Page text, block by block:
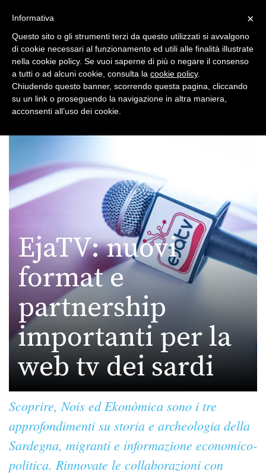
Toggle
Toggle
navigation
EjaTV: nuovi
format e
partnership
importanti per la
web tv dei sardi
Scoprire, Nois ed Ekonòmica sono i tre
approfondimenti su storia e archeologia della
Sardegna, migranti e informazione economico-
politica. Rinnovate le collaborazioni con
×
Informativa
Questo sito o gli strumenti terzi da questo utilizzati si avvalgono
di cookie necessari al funzionamento ed utili alle finalità illustrate
nella cookie policy. Se vuoi saperne di più o negare il consenso
a tutti o ad alcuni cookie, consulta la cookie policy.
Chiudendo questo banner, scorrendo questa pagina, cliccando
su un link o proseguendo la navigazione in altra maniera,
acconsenti all’uso dei cookie.